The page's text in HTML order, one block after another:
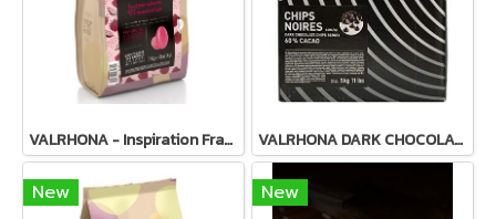
VALRHONA - Inspiration Framboise (Raspberry) fruit couverture VALRHONA DARK CHOCOLATE CHIPS 60%
New New